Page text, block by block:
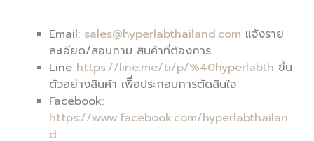
Email: sales@hyperlabthailand.com แจ้งราย
ละเอียด/สอบถาม สินค้าที่ต้องการ
Line https://line.me/ti/p/%40hyperlabth ขึ้น
ตัวอย่างสินค้า เพิื่อประกอบการตัดสินใจ
Facebook:
https://www.facebook.com/hyperlabthailan
d